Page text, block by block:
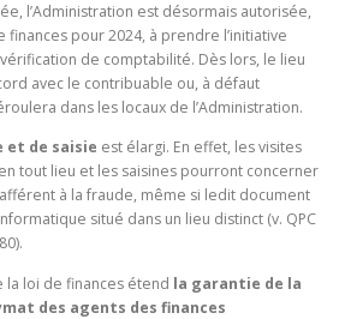
l’Administration est désormais autorisée,
finances pour 2024, à prendre l’initiative
de comptabilité. Dès lors, le lieu
avec le contribuable ou, à défaut
dans les locaux de l’Administration.
et de saisie est élargi. En effet, les visites
tout lieu et les saisines pourront concerner
à la fraude, même si ledit document
situé dans un lieu distinct (v. QPC
la loi de finances étend la garantie de la
des agents des finances